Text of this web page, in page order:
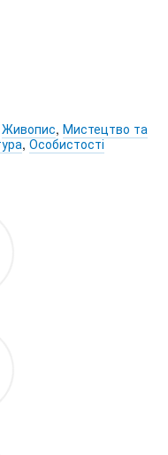
Живопис, Мистецтво та
,Особистості